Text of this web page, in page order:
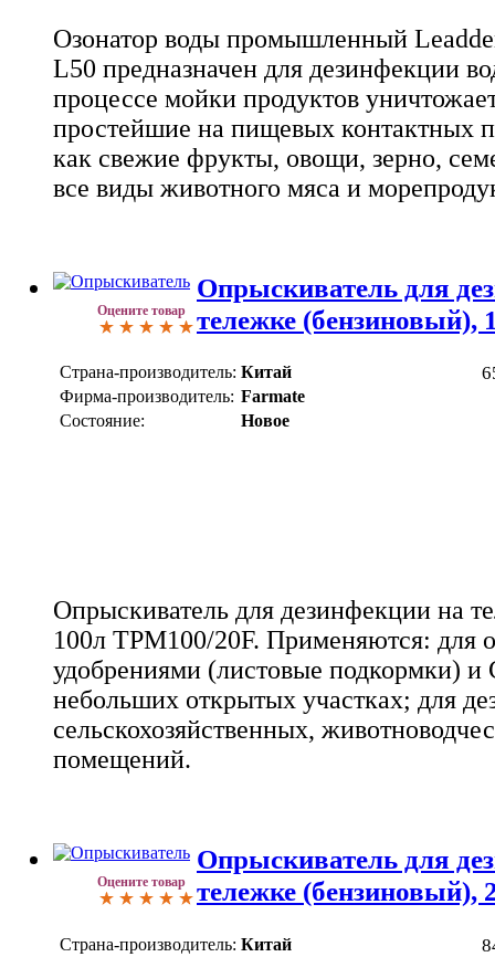
Озонатор воды промышленный
L50 предназначен для дезинфекции
процессе мойки продуктов
простейшие на пищевых контактных
как свежие фрукты, овощи, зерно,
все виды животного мяса и
Оцените товар
Опрыскиватель для
тележке (бензиновый),
Страна-производитель: Китай
Фирма-производитель: Farmate
Состояние:
Новое
Опрыскиватель для дезинфекции на
100л TPM100/20F. Применяются: для
удобрениями (листовые подкормки) и
небольших открытых участках; для
сельскохозяйственных,
помещений.
Оцените товар
Опрыскиватель для
тележке (бензиновый),
Страна-производитель: Китай